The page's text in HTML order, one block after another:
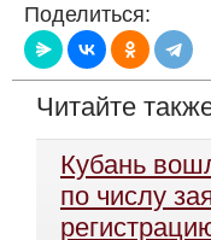
Поделиться:
Читайте
Кубань
по числу